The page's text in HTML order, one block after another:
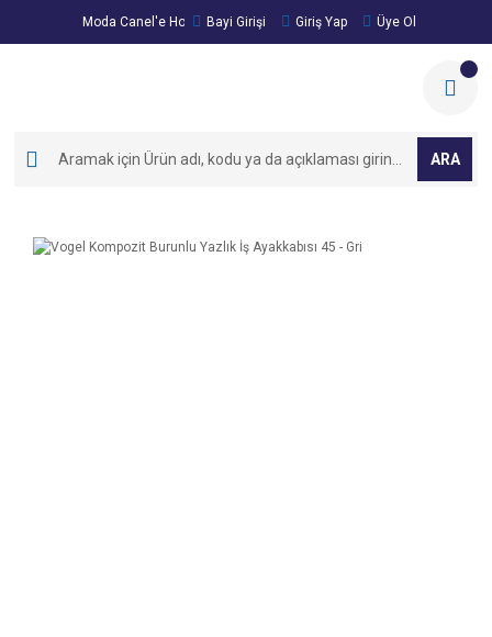
Moda Canel'e Hoşgeldiniz!
Bayi Girişi Giriş Yap Üye Ol
ARA